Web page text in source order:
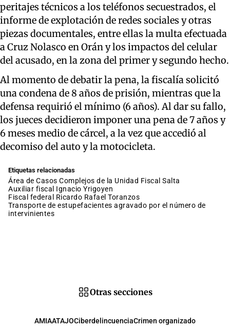
peritajes técnicos a los teléfonos secuestrados, el
informe de explotación de redes sociales y otras
piezas documentales, entre ellas la multa efectuada
a Cruz Nolasco en Orán y los impactos del celular
del acusado, en la zona del primer y segundo hecho.
Al momento de debatir la pena, la fiscalía solicitó
una condena de 8 años de prisión, mientras que la
defensa requirió el mínimo (6 años). Al dar su fallo,
los jueces decidieron imponer una pena de 7 años y
6 meses medio de cárcel, a la vez que accedió al
decomiso del auto y la motocicleta.
Etiquetas relacionadas
Área de Casos Complejos de la Unidad Fiscal Salta
auxiliar fiscal Ignacio Yrigoyen
fiscal federal Ricardo Rafael Toranzos
transporte de estupefacientes agravado por el número de
intervinientes
Otras secciones
AMIAATAJOCiberdelincuenciaCrimen organizado